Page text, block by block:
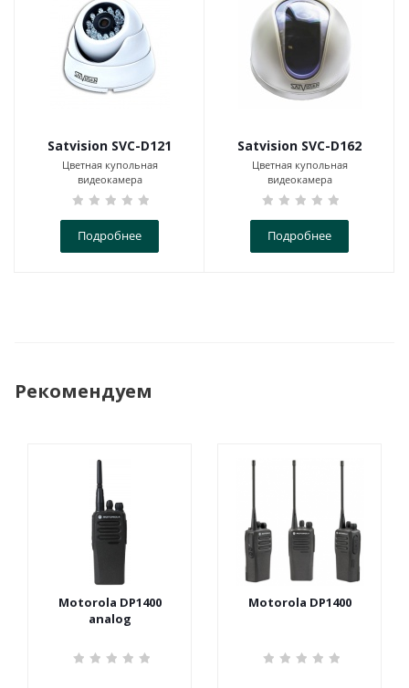
Satvision SVC-D121
Цветная купольная
видеокамера
Подробнее
Satvision SVC-D162
Цветная купольная
видеокамера
Подробнее
Рекомендуем
Motorola DP1400
analog
Motorola DP1400